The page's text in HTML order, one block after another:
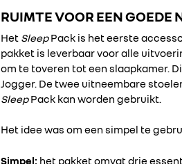
RUIMTE VOOR EEN GOEDE
Het SleepPack is het eerste
pakket is leverbaar voor alle
om te toveren tot een slaapkamer.
Jogger. De twee uitneembare
SleepPack kan worden gebruikt.
Het idee was om een simpel te
Simpel: het pakket omvat drie